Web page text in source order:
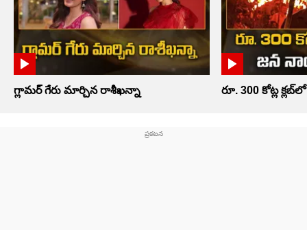
గ్లామర్ గేరు మార్చిన రాశీఖన్నా రూ. 300 కోట్ల